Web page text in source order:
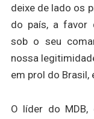
deixe de lado os
do país, a favor
sob o seu
nossa
em prol do Brasil,
O líder do MDB,